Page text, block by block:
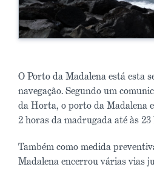
O Porto da Madalena está esta
navegação. Segundo um
da Horta, o porto da Madalena
2 horas da madrugada até às
Também como medida
Madalena encerrou várias vias